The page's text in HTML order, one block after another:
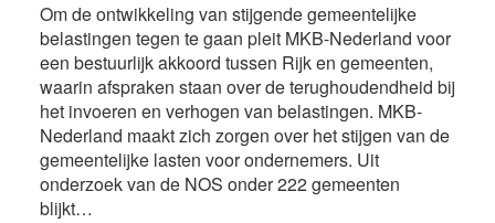
Om de ontwikkeling van stijgende gemeentelijke
belastingen tegen te gaan pleit MKB-Nederland voor
een bestuurlijk akkoord tussen Rijk en gemeenten,
waarin afspraken staan over de terughoudendheid bij
het invoeren en verhogen van belastingen. MKB-
Nederland maakt zich zorgen over het stijgen van de
gemeentelijke lasten voor ondernemers. Uit
onderzoek van de NOS onder 222 gemeenten
blijkt…